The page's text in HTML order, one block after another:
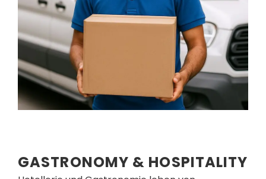
GASTRONOMY & HOSPITALITY